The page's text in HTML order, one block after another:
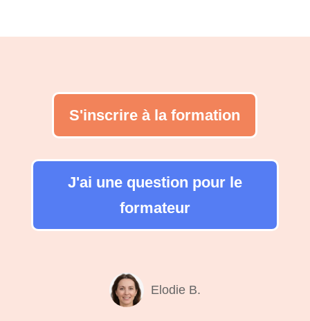
S'inscrire à la formation
J'ai une question pour le
formateur
Elodie B.